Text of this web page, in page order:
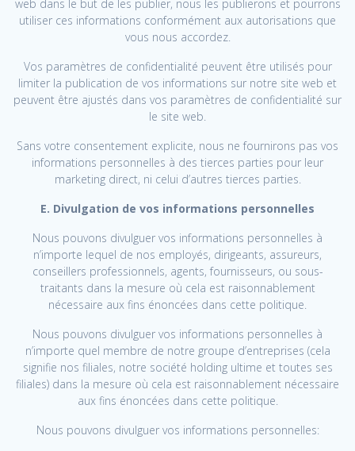
web dans le but de les publier, nous les publierons et pourrons
utiliser ces informations conformément aux autorisations que
vous nous accordez.
Vos paramètres de confidentialité peuvent être utilisés pour
limiter la publication de vos informations sur notre site web et
peuvent être ajustés dans vos paramètres de confidentialité sur
le site web.
Sans votre consentement explicite, nous ne fournirons pas vos
informations personnelles à des tierces parties pour leur
marketing direct, ni celui d’autres tierces parties.
E. Divulgation de vos informations personnelles
Nous pouvons divulguer vos informations personnelles à
n’importe lequel de nos employés, dirigeants, assureurs,
conseillers professionnels, agents, fournisseurs, ou sous-
traitants dans la mesure où cela est raisonnablement
nécessaire aux fins énoncées dans cette politique.
Nous pouvons divulguer vos informations personnelles à
n’importe quel membre de notre groupe d’entreprises (cela
signifie nos filiales, notre société holding ultime et toutes ses
filiales) dans la mesure où cela est raisonnablement nécessaire
aux fins énoncées dans cette politique.
Nous pouvons divulguer vos informations personnelles: